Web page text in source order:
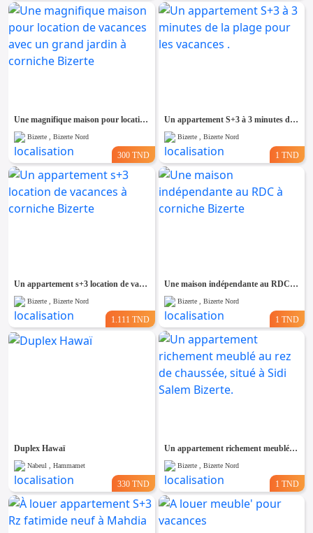
Une magnifique maison pour location de vacances avec un grand jardin à corniche Bizerte
Bizerte , Bizerte Nord
300 TND
Un appartement S+3 à 3 minutes de la plage pour les vacances .
Bizerte , Bizerte Nord
1 TND
Un appartement s+3 location de vacances à corniche Bizerte
Bizerte , Bizerte Nord
1.111 TND
Une maison indépendante au RDC à corniche Bizerte
Bizerte , Bizerte Nord
1 TND
Duplex Hawaï
Nabeul , Hammamet
330 TND
Un appartement richement meublé au rez de chaussée, situé à Sidi Salem Bizerte.
Bizerte , Bizerte Nord
1 TND